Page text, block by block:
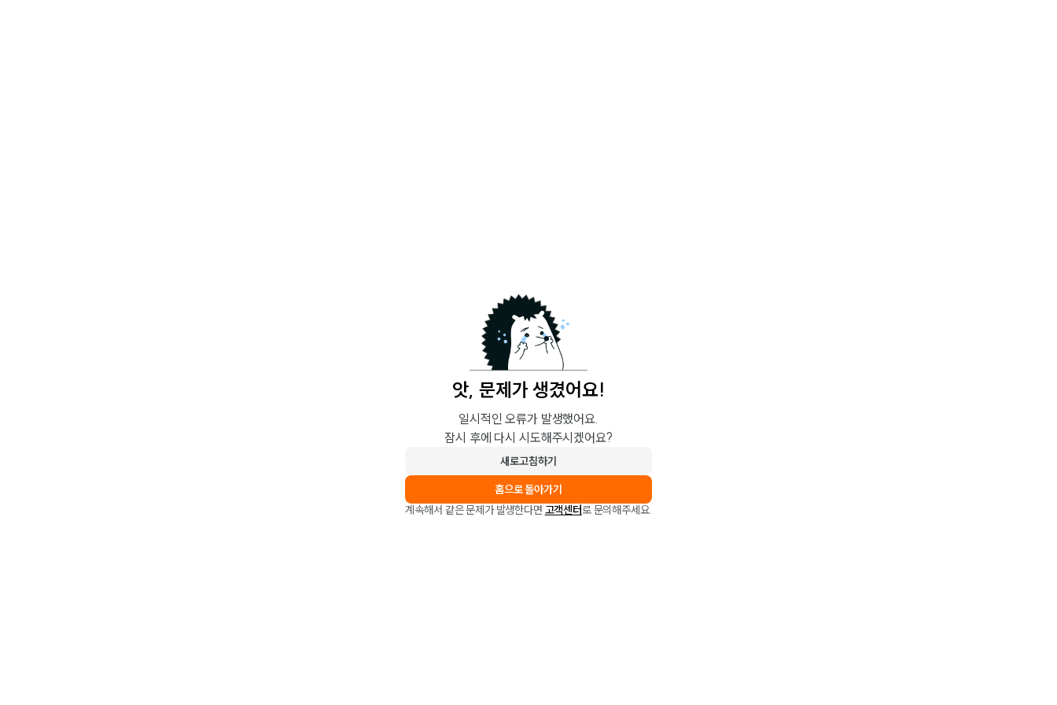
앗, 문제가 생겼어요!
일시적인 오류가 발생했어요.
잠시 후에 다시 시도해주시겠어요?
새로고침하기
홈으로 돌아가기
계속해서 같은 문제가 발생한다면 고객센터로 문의해주세요.